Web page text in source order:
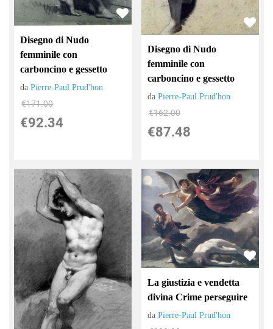
Disegno di Nudo
femminile con
carboncino e gessetto
daPierre-Paul Prud'hon
€171.00
€92.34
Disegno di Nudo
femminile con
carboncino e gessetto
daPierre-Paul Prud'hon
€162.00
€87.48
La giustizia e vendetta
divina Crime perseguire
daPierre-Paul Prud'hon